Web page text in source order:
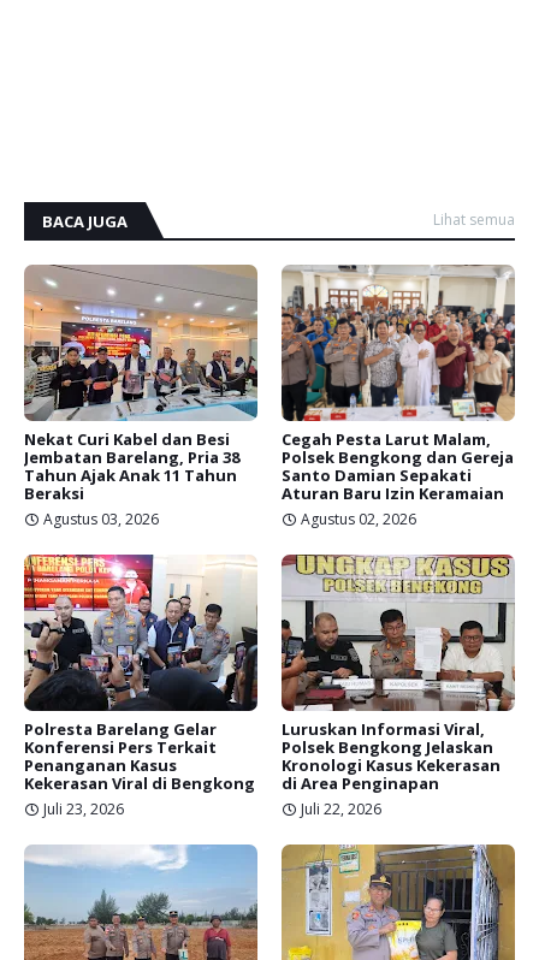
BACA JUGA Lihat semua
Nekat Curi Kabel dan Besi
Jembatan Barelang, Pria 38
Tahun Ajak Anak 11 Tahun
Beraksi
Agustus 03, 2026
Cegah Pesta Larut Malam,
Polsek Bengkong dan Gereja
Santo Damian Sepakati
Aturan Baru Izin Keramaian
Agustus 02, 2026
Polresta Barelang Gelar
Konferensi Pers Terkait
Penanganan Kasus
Kekerasan Viral di Bengkong
Juli 23, 2026
Luruskan Informasi Viral,
Polsek Bengkong Jelaskan
Kronologi Kasus Kekerasan
di Area Penginapan
Juli 22, 2026